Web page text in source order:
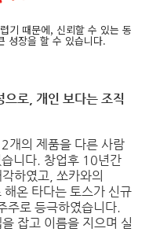
기 때문에, 신뢰할 수 있는 동
성장을 할 수 있습니다.
로, 개인 보다는 조직
개의 제품을 다른 사람
니다. 창업후 10년간
하였고, 쏘카와의
온 타다는 토스가 신규
주로 등극하였습니다.
잡고 이름을 지으며 실